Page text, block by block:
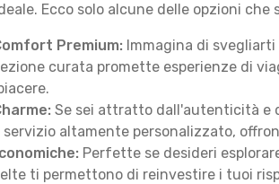
Ecco solo alcune delle opzioni
Premium: Immagina di
curata promette esperienze di
Se sei attratto dall'autenticità e
altamente personalizzato,
Perfette se desideri
ti permettono di reinvestire i tuoi